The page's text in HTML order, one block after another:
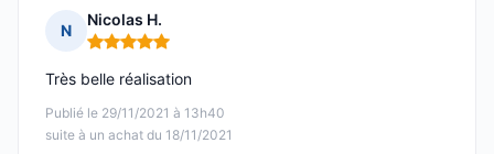
N
Nicolas H.
Note : 5 sur 5
Publié le 29/11/2021 à 13h40
suite à un achat du 18/11/2021
Très belle réalisation